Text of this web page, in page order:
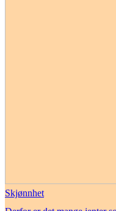
Skjønnhet